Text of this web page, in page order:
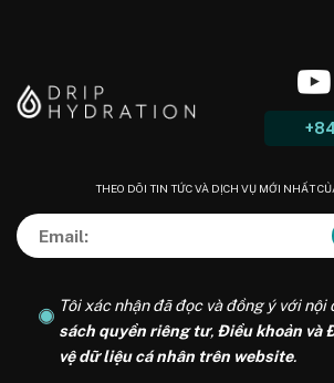
THEO DÕI TIN TỨC VÀ DỊCH VỤ MỚI NHẤT
Tôi xác nhận đã đọc và đồng ý với nội
sách quyền riêng tư, Điều khoản và
vệ dữ liệu cá nhân trên website.